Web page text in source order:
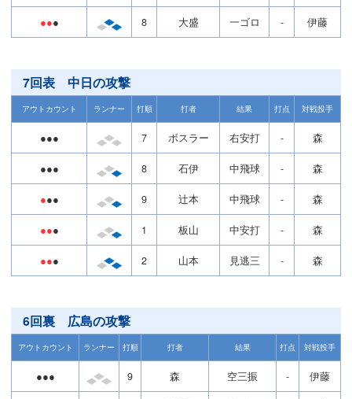
●●● 8 大盛 一ゴロ - 伊藤
7回表 中日の攻撃
アウトカウント ランナー 打順 打者 結果 打点 対戦投手
●●● 7 ボスラー 右安打 - 森
●●● 8 石伊 中飛球 - 森
●●● 9 辻本 中飛球 - 森
●●● 1 板山 中安打 - 森
●●● 2 山本 見逃三 - 森
6回裏 広島の攻撃
アウトカウント ランナー 打順 打者 結果 打点 対戦投手
●●● 9 森 空三振 - 伊藤